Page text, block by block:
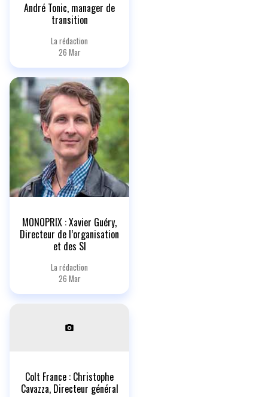
André Tonic, manager de
transition
La rédaction
26 Mar
MONOPRIX : Xavier Guéry,
Directeur de l’organisation
et des SI
La rédaction
26 Mar
Colt France : Christophe
Cavazza, Directeur général